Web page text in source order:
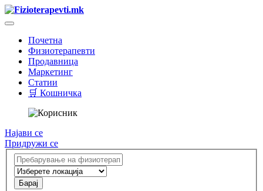
Почетна
Физиотерапевти
Продавница
Маркетинг
Статии
🛒 Кошничка
Најави се
Придружи се